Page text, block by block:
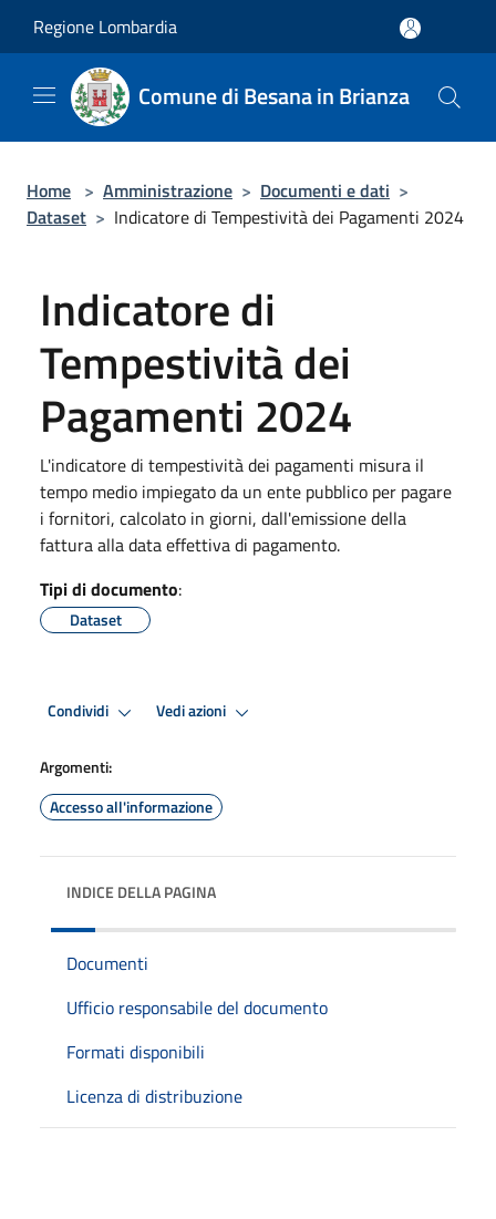
Regione Lombardia
Comune di Besana in Brianza
Home > Amministrazione > Documenti e dati >
Dataset > Indicatore di Tempestività dei Pagamenti 2024
Indicatore di
Tempestività dei
Pagamenti 2024
L'indicatore di tempestività dei pagamenti misura il
tempo medio impiegato da un ente pubblico per pagare
i fornitori, calcolato in giorni, dall'emissione della
fattura alla data effettiva di pagamento.
Tipi di documento:
Dataset
Condividi Vedi azioni
Argomenti:
Accesso all'informazione
INDICE DELLA PAGINA
Documenti
Ufficio responsabile del documento
Formati disponibili
Licenza di distribuzione